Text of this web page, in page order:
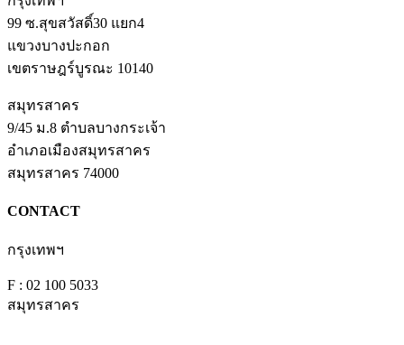
99 ซ.สุขสวัสดิ์30 แยก4
แขวงบางปะกอก
เขตราษฎร์บูรณะ 10140
สมุทรสาคร
9/45 ม.8 ตำบลบางกระเจ้า
อำเภอเมืองสมุทรสาคร
สมุทรสาคร 74000
CONTACT
กรุงเทพฯ
F : 02 100 5033
สมุทรสาคร